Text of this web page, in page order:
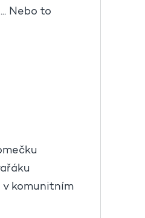
Nebo to
v komunitním